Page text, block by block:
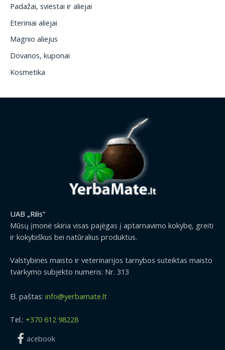
Padažai, sviestai ir aliejai
Eteriniai aliejai
Magnio aliejus
Dovanos, kuponai
Kosmetika
UAB „Rilis“
Mūsų įmonė skiria visas pajėgas į aptarnavimo kokybę, greiti
ir kokybiškus bei natūralius produktus.
Valstybinės maisto ir veterinarijos tarnybos suteiktas maisto
tvarkymo subjekto numeris: Nr. 313
El. paštas: info@yerbamate.lt
Tel.: +370 612 98228
acebook